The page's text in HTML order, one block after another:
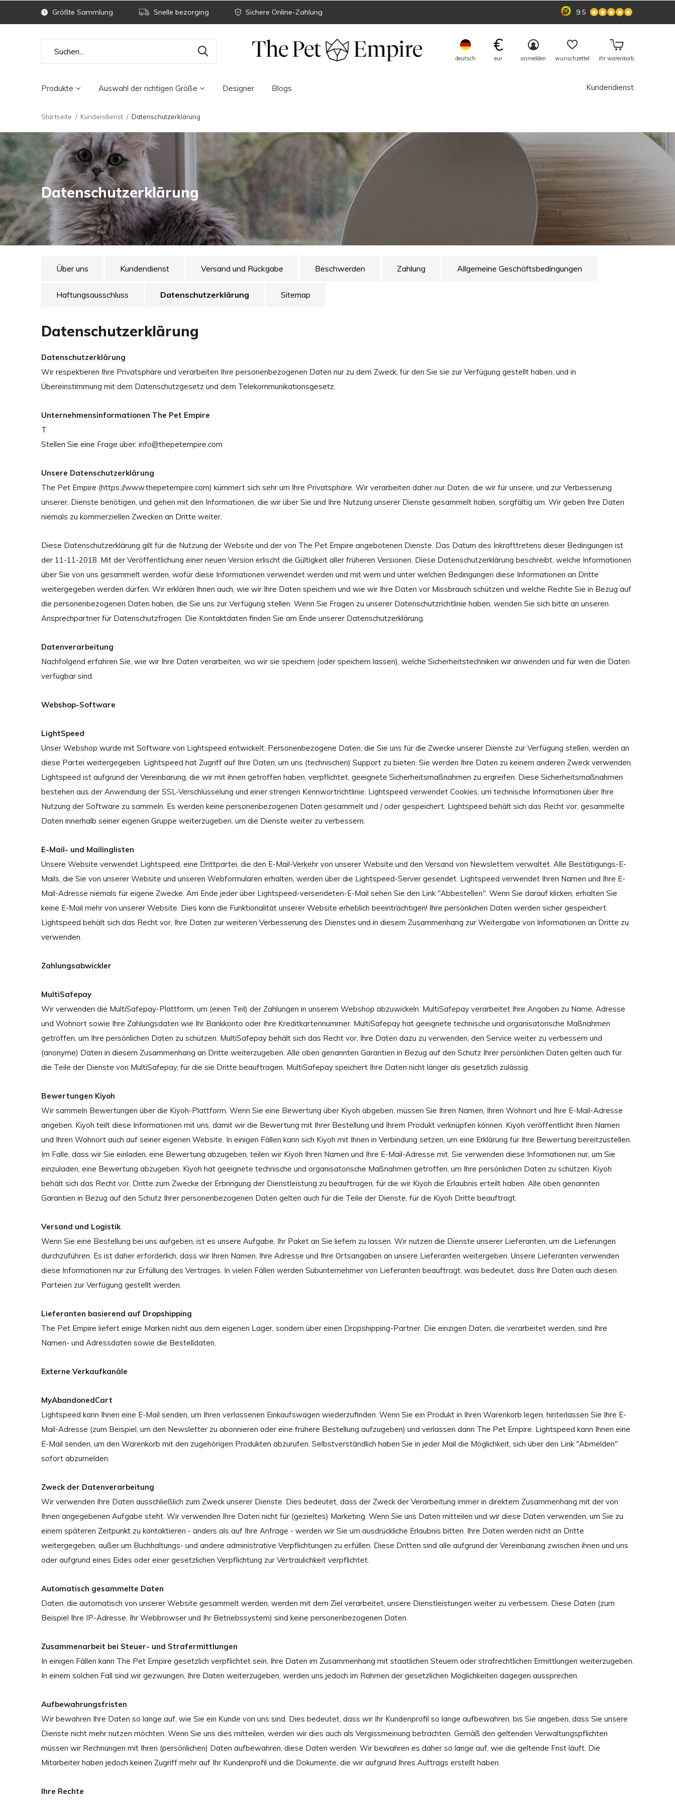
Produkte Auswahl der richtigen Größe Designer Blogs
deutsch
€
eur anmelden wunschzettel ihr warenkorb
Kundendienst
Größte Sammlung Snelle bezorging Sichere Online-Zahlung 9.5
Startseite Kundendienst Datenschutzerklärung
Datenschutzerklärung
Über uns Kundendienst Versand und Rückgabe Beschwerden Zahlung Allgemeine Geschäftsbedingungen
Haftungsausschluss Datenschutzerklärung Sitemap
Datenschutzerklärung
Datenschutzerklärung
Wir respektieren Ihre Privatsphäre und verarbeiten Ihre personenbezogenen Daten nur zu dem Zweck, für den Sie sie zur Verfügung gestellt haben, und in
Übereinstimmung mit dem Datenschutzgesetz und dem Telekommunikationsgesetz.
Unternehmensinformationen The Pet Empire
T
Stellen Sie eine Frage über: info@thepetempire.com
Unsere Datenschutzerklärung
The Pet Empire (https://www.thepetempire.com) kümmert sich sehr um Ihre Privatsphäre. Wir verarbeiten daher nur Daten, die wir für unsere, und zur Verbesserung
unserer, Dienste benötigen, und gehen mit den Informationen, die wir über Sie und Ihre Nutzung unserer Dienste gesammelt haben, sorgfältig um. Wir geben Ihre Daten
niemals zu kommerziellen Zwecken an Dritte weiter.
Diese Datenschutzerklärung gilt für die Nutzung der Website und der von The Pet Empire angebotenen Dienste. Das Datum des Inkrafttretens dieser Bedingungen ist
der 11-11-2018. Mit der Veröffentlichung einer neuen Version erlischt die Gültigkeit aller früheren Versionen. Diese Datenschutzerklärung beschreibt, welche Informationen
über Sie von uns gesammelt werden, wofür diese Informationen verwendet werden und mit wem und unter welchen Bedingungen diese Informationen an Dritte
weitergegeben werden dürfen. Wir erklären Ihnen auch, wie wir Ihre Daten speichern und wie wir Ihre Daten vor Missbrauch schützen und welche Rechte Sie in Bezug auf
die personenbezogenen Daten haben, die Sie uns zur Verfügung stellen. Wenn Sie Fragen zu unserer Datenschutzrichtlinie haben, wenden Sie sich bitte an unseren
Ansprechpartner für Datenschutzfragen. Die Kontaktdaten finden Sie am Ende unserer Datenschutzerklärung.
Datenverarbeitung
Nachfolgend erfahren Sie, wie wir Ihre Daten verarbeiten, wo wir sie speichern (oder speichern lassen), welche Sicherheitstechniken wir anwenden und für wen die Daten
verfügbar sind.
Webshop-Software
LightSpeed
Unser Webshop wurde mit Software von Lightspeed entwickelt. Personenbezogene Daten, die Sie uns für die Zwecke unserer Dienste zur Verfügung stellen, werden an
diese Partei weitergegeben. Lightspeed hat Zugriff auf Ihre Daten, um uns (technischen) Support zu bieten. Sie werden Ihre Daten zu keinem anderen Zweck verwenden.
Lightspeed ist aufgrund der Vereinbarung, die wir mit ihnen getroffen haben, verpflichtet, geeignete Sicherheitsmaßnahmen zu ergreifen. Diese Sicherheitsmaßnahmen
bestehen aus der Anwendung der SSL-Verschlüsselung und einer strengen Kennwortrichtlinie. Lightspeed verwendet Cookies, um technische Informationen über Ihre
Nutzung der Software zu sammeln. Es werden keine personenbezogenen Daten gesammelt und / oder gespeichert. Lightspeed behält sich das Recht vor, gesammelte
Daten innerhalb seiner eigenen Gruppe weiterzugeben, um die Dienste weiter zu verbessern.
E-Mail- und Mailinglisten
Unsere Website verwendet Lightspeed, eine Drittpartei, die den E-Mail-Verkehr von unserer Website und den Versand von Newslettern verwaltet. Alle Bestätigungs-E-
Mails, die Sie von unserer Website und unseren Webformularen erhalten, werden über die Lightspeed-Server gesendet. Lightspeed verwendet Ihren Namen und Ihre E-
Mail-Adresse niemals für eigene Zwecke. Am Ende jeder über Lightspeed-versendeten-E-Mail sehen Sie den Link "Abbestellen". Wenn Sie darauf klicken, erhalten Sie
keine E-Mail mehr von unserer Website. Dies kann die Funktionalität unserer Website erheblich beeinträchtigen! Ihre persönlichen Daten werden sicher gespeichert.
Lightspeed behält sich das Recht vor, Ihre Daten zur weiteren Verbesserung des Dienstes und in diesem Zusammenhang zur Weitergabe von Informationen an Dritte zu
verwenden.
Zahlungsabwickler
MultiSafepay
Wir verwenden die MultiSafepay-Plattform, um (einen Teil) der Zahlungen in unserem Webshop abzuwickeln. MultiSafepay verarbeitet Ihre Angaben zu Name, Adresse
und Wohnort sowie Ihre Zahlungsdaten wie Ihr Bankkonto oder Ihre Kreditkartennummer. MultiSafepay hat geeignete technische und organisatorische Maßnahmen
getroffen, um Ihre persönlichen Daten zu schützen. MultiSafepay behält sich das Recht vor, Ihre Daten dazu zu verwenden, den Service weiter zu verbessern und
(anonyme) Daten in diesem Zusammenhang an Dritte weiterzugeben. Alle oben genannten Garantien in Bezug auf den Schutz Ihrer persönlichen Daten gelten auch für
die Teile der Dienste von MultiSafepay, für die sie Dritte beauftragen. MultiSafepay speichert Ihre Daten nicht länger als gesetzlich zulässig.
Bewertungen Kiyoh
Wir sammeln Bewertungen über die Kiyoh-Plattform. Wenn Sie eine Bewertung über Kiyoh abgeben, müssen Sie Ihren Namen, Ihren Wohnort und Ihre E-Mail-Adresse
angeben. Kiyoh teilt diese Informationen mit uns, damit wir die Bewertung mit Ihrer Bestellung und Ihrem Produkt verknüpfen können. Kiyoh veröffentlicht Ihren Namen
und Ihren Wohnort auch auf seiner eigenen Website. In einigen Fällen kann sich Kiyoh mit Ihnen in Verbindung setzen, um eine Erklärung für Ihre Bewertung bereitzustellen.
Im Falle, dass wir Sie einladen, eine Bewertung abzugeben, teilen wir Kiyoh Ihren Namen und Ihre E-Mail-Adresse mit. Sie verwenden diese Informationen nur, um Sie
einzuladen, eine Bewertung abzugeben. Kiyoh hat geeignete technische und organisatorische Maßnahmen getroffen, um Ihre persönlichen Daten zu schützen. Kiyoh
behält sich das Recht vor, Dritte zum Zwecke der Erbringung der Dienstleistung zu beauftragen, für die wir Kiyoh die Erlaubnis erteilt haben. Alle oben genannten
Garantien in Bezug auf den Schutz Ihrer personenbezogenen Daten gelten auch für die Teile der Dienste, für die Kiyoh Dritte beauftragt.
Versand und Logistik
Wenn Sie eine Bestellung bei uns aufgeben, ist es unsere Aufgabe, Ihr Paket an Sie liefern zu lassen. Wir nutzen die Dienste unserer Lieferanten, um die Lieferungen
durchzuführen. Es ist daher erforderlich, dass wir Ihren Namen, Ihre Adresse und Ihre Ortsangaben an unsere Lieferanten weitergeben. Unsere Lieferanten verwenden
diese Informationen nur zur Erfüllung des Vertrages. In vielen Fällen werden Subunternehmer von Lieferanten beauftragt, was bedeutet, dass Ihre Daten auch diesen
Parteien zur Verfügung gestellt werden.
Lieferanten basierend auf Dropshipping
The Pet Empire liefert einige Marken nicht aus dem eigenen Lager, sondern über einen Dropshipping-Partner. Die einzigen Daten, die verarbeitet werden, sind Ihre
Namen- und Adressdaten sowie die Bestelldaten.
Externe Verkaufkanäle
MyAbandonedCart
Lightspeed kann Ihnen eine E-Mail senden, um Ihren verlassenen Einkaufswagen wiederzufinden. Wenn Sie ein Produkt in Ihren Warenkorb legen, hinterlassen Sie Ihre E-
Mail-Adresse (zum Beispiel, um den Newsletter zu abonnieren oder eine frühere Bestellung aufzugeben) und verlassen dann The Pet Empire. Lightspeed kann Ihnen eine
E-Mail senden, um den Warenkorb mit den zugehörigen Produkten abzurufen. Selbstverständlich haben Sie in jeder Mail die Möglichkeit, sich über den Link "Abmelden"
sofort abzumelden.
Zweck der Datenverarbeitung
Wir verwenden Ihre Daten ausschließlich zum Zweck unserer Dienste. Dies bedeutet, dass der Zweck der Verarbeitung immer in direktem Zusammenhang mit der von
Ihnen angegebenen Aufgabe steht. Wir verwenden Ihre Daten nicht für (gezieltes) Marketing. Wenn Sie uns Daten mitteilen und wir diese Daten verwenden, um Sie zu
einem späteren Zeitpunkt zu kontaktieren - anders als auf Ihre Anfrage - werden wir Sie um ausdrückliche Erlaubnis bitten. Ihre Daten werden nicht an Dritte
weitergegeben, außer um Buchhaltungs- und andere administrative Verpflichtungen zu erfüllen. Diese Dritten sind alle aufgrund der Vereinbarung zwischen ihnen und uns
oder aufgrund eines Eides oder einer gesetzlichen Verpflichtung zur Vertraulichkeit verpflichtet.
Automatisch gesammelte Daten
Daten, die automatisch von unserer Website gesammelt werden, werden mit dem Ziel verarbeitet, unsere Dienstleistungen weiter zu verbessern. Diese Daten (zum
Beispiel Ihre IP-Adresse, Ihr Webbrowser und Ihr Betriebssystem) sind keine personenbezogenen Daten.
Zusammenarbeit bei Steuer- und Strafermittlungen
In einigen Fällen kann The Pet Empire gesetzlich verpflichtet sein, Ihre Daten im Zusammenhang mit staatlichen Steuern oder strafrechtlichen Ermittlungen weiterzugeben.
In einem solchen Fall sind wir gezwungen, Ihre Daten weiterzugeben, werden uns jedoch im Rahmen der gesetzlichen Möglichkeiten dagegen aussprechen.
Aufbewahrungsfristen
Wir bewahren Ihre Daten so lange auf, wie Sie ein Kunde von uns sind. Dies bedeutet, dass wir Ihr Kundenprofil so lange aufbewahren, bis Sie angeben, dass Sie unsere
Dienste nicht mehr nutzen möchten. Wenn Sie uns dies mitteilen, werden wir dies auch als Vergissmeinung betrachten. Gemäß den geltenden Verwaltungspflichten
müssen wir Rechnungen mit Ihren (persönlichen) Daten aufbewahren, diese Daten werden. Wir bewahren es daher so lange auf, wie die geltende Frist läuft. Die
Mitarbeiter haben jedoch keinen Zugriff mehr auf Ihr Kundenprofil und die Dokumente, die wir aufgrund Ihres Auftrags erstellt haben.
Ihre Rechte